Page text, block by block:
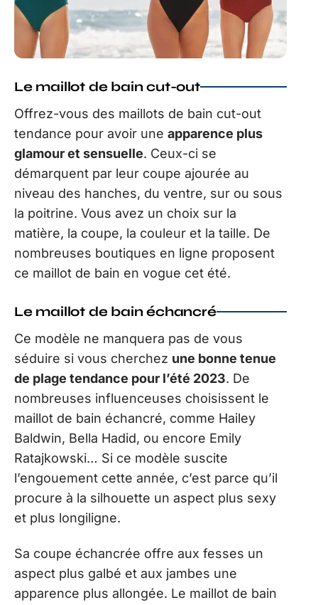
Le maillot de bain cut-out
Offrez-vous des maillots de bain cut-out
tendance pour avoir une apparence plus
glamour et sensuelle. Ceux-ci se
démarquent par leur coupe ajourée au
niveau des hanches, du ventre, sur ou sous
la poitrine. Vous avez un choix sur la
matière, la coupe, la couleur et la taille. De
nombreuses boutiques en ligne proposent
ce maillot de bain en vogue cet été.
Le maillot de bain échancré
Ce modèle ne manquera pas de vous
séduire si vous cherchez une bonne tenue
de plage tendance pour l’été 2023. De
nombreuses influenceuses choisissent le
maillot de bain échancré, comme Hailey
Baldwin, Bella Hadid, ou encore Emily
Ratajkowski… Si ce modèle suscite
l’engouement cette année, c’est parce qu’il
procure à la silhouette un aspect plus sexy
et plus longiligne.
Sa coupe échancrée offre aux fesses un
aspect plus galbé et aux jambes une
apparence plus allongée. Le maillot de bain